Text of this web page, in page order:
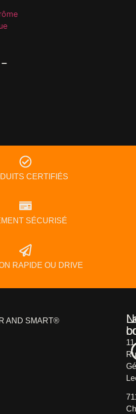
CERTIFIÉS
SÉCURISÉ
RAPIDE OU DRIVE
AND SMART®
11